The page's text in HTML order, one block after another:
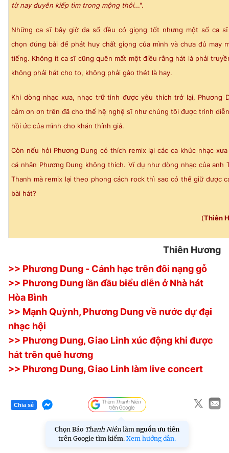
từ nay duyên kiếp tìm trong mộng thôi...".
Những ca sĩ bây giờ đa số đều có giọng tốt nhưng một số ca sĩ
chọn đúng bài để phát huy chất giọng của mình và chưa đủ may
tiếng. Không ít ca sĩ cũng quên mất một điều rằng hát là phải
không phải hát cho to, không phải gào thét là hay.
Khi dòng nhạc xưa, nhạc trữ tình được yêu thích trở lại, Phương
cảm ơn ơn trên đã cho thế hệ nghệ sĩ như chúng tôi được trình
hồi ức của mình cho khán thính giả.
Còn nếu hỏi Phương Dung có thích remix lại các ca khúc nhạc
cá nhân Phương Dung không thích. Ví dụ như dòng nhạc của anh
Thanh mà remix lại theo phong cách rock thì sao có thể giữ được
bài hát?
(Thiên
Thiên Hương
>> Phương Dung - Cánh hạc trên đôi nạng gỗ
>> Phương Dung lần đầu biểu diễn ở Nhà hát
Hòa Bình
>> Mạnh Quỳnh, Phương Dung về nước dự đại
nhạc hội
>> Phương Dung, Giao Linh xúc động khi được
hát trên quê hương
>> Phương Dung, Giao Linh làm live concert
Chia sẻ
Chọn Báo Thanh Niên làm nguồn ưu tiên
trên Google tìm kiếm. Xem hướng dẫn.